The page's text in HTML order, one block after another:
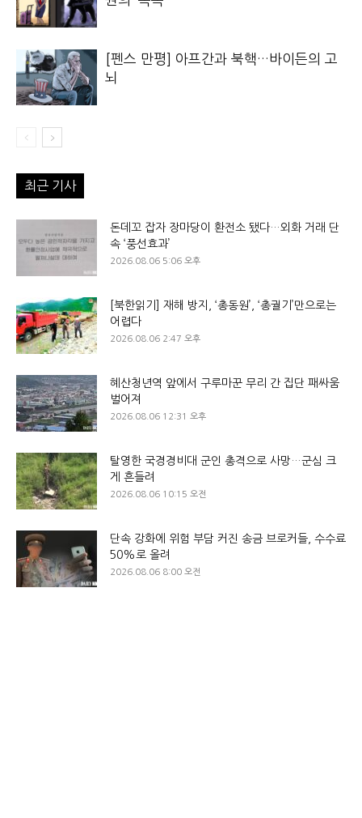
[펜스 만평] 아프간과 북핵…바이든의 고
뇌
최근 기사
돈데꼬 잡자 장마당이 환전소 됐다…외화 거래 단
속 ‘풍선효과’
2026.08.06 5:06 오후
[북한읽기] 재해 방지, ‘총동원’, ‘총궐기’만으로는
어렵다
2026.08.06 2:47 오후
혜산청년역 앞에서 구루마꾼 무리 간 집단 패싸움
벌어져
2026.08.06 12:31 오후
탈영한 국경경비대 군인 총격으로 사망…군심 크
게 흔들려
2026.08.06 10:15 오전
단속 강화에 위험 부담 커진 송금 브로커들, 수수료
50%로 올려
2026.08.06 8:00 오전